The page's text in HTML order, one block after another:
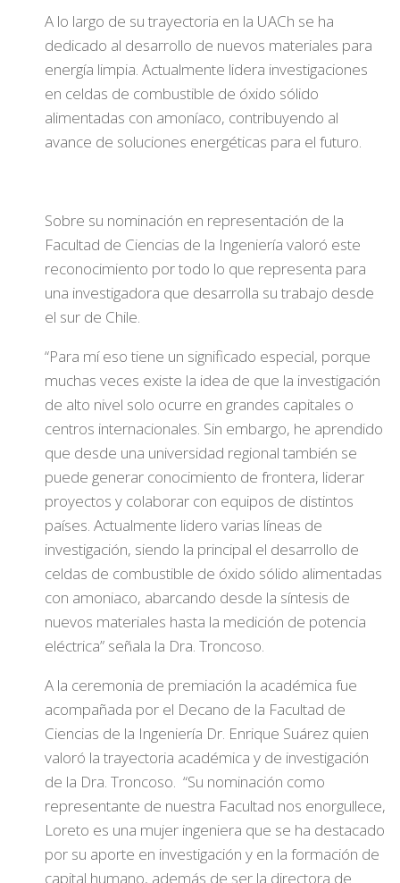
A lo largo de su trayectoria en la UACh se ha
dedicado al desarrollo de nuevos materiales para
energía limpia. Actualmente lidera investigaciones
en celdas de combustible de óxido sólido
alimentadas con amoníaco, contribuyendo al
avance de soluciones energéticas para el futuro.
Sobre su nominación en representación de la
Facultad de Ciencias de la Ingeniería valoró este
reconocimiento por todo lo que representa para
una investigadora que desarrolla su trabajo desde
el sur de Chile.
“Para mí eso tiene un significado especial, porque
muchas veces existe la idea de que la investigación
de alto nivel solo ocurre en grandes capitales o
centros internacionales. Sin embargo, he aprendido
que desde una universidad regional también se
puede generar conocimiento de frontera, liderar
proyectos y colaborar con equipos de distintos
países. Actualmente lidero varias líneas de
investigación, siendo la principal el desarrollo de
celdas de combustible de óxido sólido alimentadas
con amoniaco, abarcando desde la síntesis de
nuevos materiales hasta la medición de potencia
eléctrica” señala la Dra. Troncoso.
A la ceremonia de premiación la académica fue
acompañada por el Decano de la Facultad de
Ciencias de la Ingeniería Dr. Enrique Suárez quien
valoró la trayectoria académica y de investigación
de la Dra. Troncoso. “Su nominación como
representante de nuestra Facultad nos enorgullece,
Loreto es una mujer ingeniera que se ha destacado
por su aporte en investigación y en la formación de
capital humano, además de ser la directora de